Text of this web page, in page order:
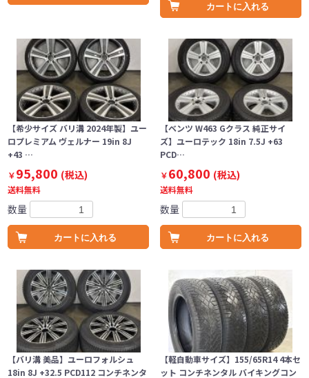
カートに入れる
【希少サイズ バリ溝 2024年製】ユー
ロプレミアム ヴェルナー 19in 8J
+43 …
￥95,800 (税込)
送料無料
数量
カートに入れる
【ベンツ W463 Gクラス 純正サイ
ズ】ユーロテック 18in 7.5J +63
PCD…
￥60,800 (税込)
送料無料
数量
カートに入れる
【バリ溝 美品】ユーロフォルシュ
18in 8J +32.5 PCD112 コンチネンタ
【軽自動車サイズ】155/65R14 4本セ
ット コンチネンタル バイキングコン